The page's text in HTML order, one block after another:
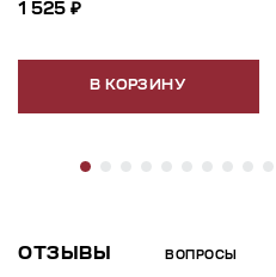
1 525 ₽
В КОРЗИНУ
ОТЗЫВЫ ВОПРОСЫ